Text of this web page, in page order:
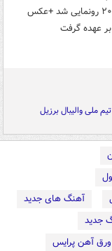
عهده گرفت
تیم ملی والیبال برزیل
آهنگ های جدید
جدید
آهن پرایس